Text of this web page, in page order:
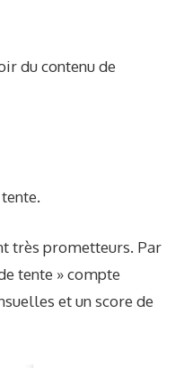
du contenu de
très prometteurs. Par
tente » compte
et un score de